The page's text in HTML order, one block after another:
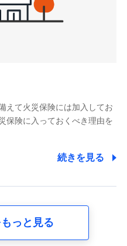
るため
施のため
せ内容の正確な把握のため
るため
報の提供業務、契約締結手
えて火災保険には加入してお
保険に入っておくべき理由を
続きを見る
っと見る